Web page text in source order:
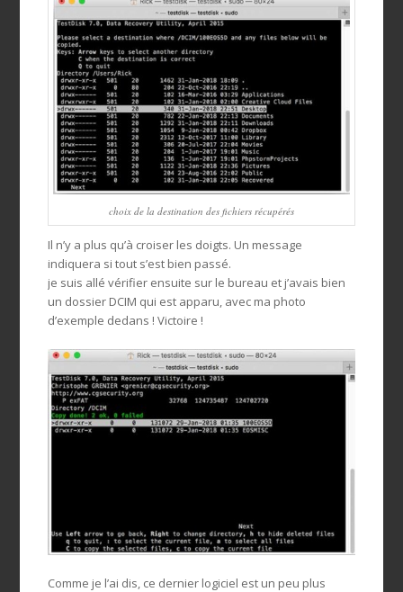
choix de la destination des fichiers récupérés
Il n’y a plus qu’à croiser les doigts. Un message
indiquera si tout s’est bien passé.
je suis allé vérifier ensuite sur le bureau et j’avais bien
un dossier DCIM qui est apparu, avec ma photo
d’exemple dedans ! Victoire !
Comme je l’ai dis, ce dernier logiciel est un peu plus